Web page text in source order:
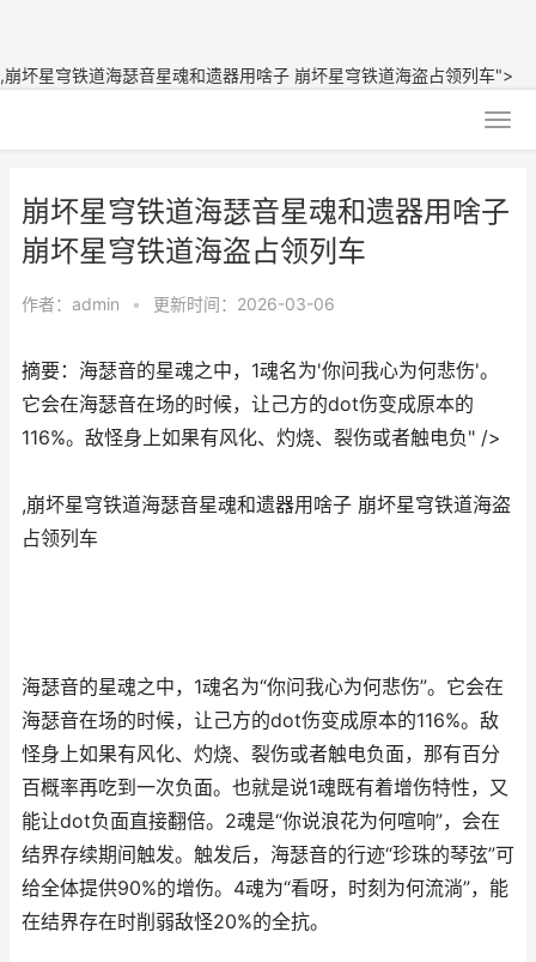
,崩坏星穹铁道海瑟音星魂和遗器用啥子 崩坏星穹铁道海盗占领列车">
崩坏星穹铁道海瑟音星魂和遗器用啥子
崩坏星穹铁道海盗占领列车
作者： admin • 更新时间：2026-03-06
摘要：海瑟音的星魂之中，1魂名为'你问我心为何悲伤'。
它会在海瑟音在场的时候，让己方的dot伤变成原本的
116%。敌怪身上如果有风化、灼烧、裂伤或者触电负" />
,崩坏星穹铁道海瑟音星魂和遗器用啥子 崩坏星穹铁道海盗
占领列车
海瑟音的星魂之中，1魂名为“你问我心为何悲伤”。它会在
海瑟音在场的时候，让己方的dot伤变成原本的116%。敌
怪身上如果有风化、灼烧、裂伤或者触电负面，那有百分
百概率再吃到一次负面。也就是说1魂既有着增伤特性，又
能让dot负面直接翻倍。2魂是“你说浪花为何喧响”，会在
结界存续期间触发。触发后，海瑟音的行迹“珍珠的琴弦”可
给全体提供90%的增伤。4魂为“看呀，时刻为何流淌”，能
在结界存在时削弱敌怪20%的全抗。